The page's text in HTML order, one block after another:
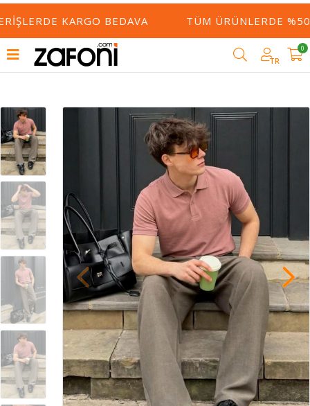
KARGO BEDAVA TÜM ÜRÜNLERDE
TR
0